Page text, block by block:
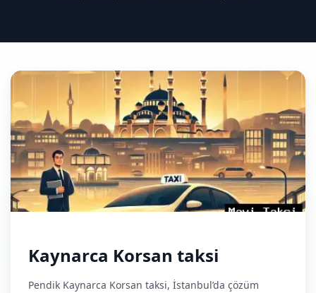
Kaynarca Korsan taksi
Pendik Kaynarca Korsan taksi, İstanbul’da çözüm